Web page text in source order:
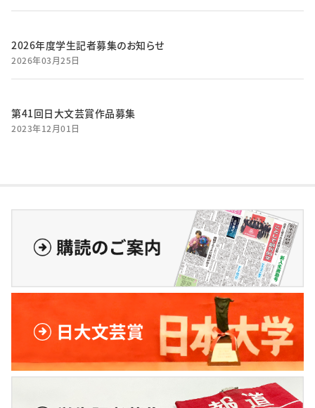
2026年度学生記者募集のお知らせ
2026年03月25日
第41回日大文芸賞作品募集
2023年12月01日